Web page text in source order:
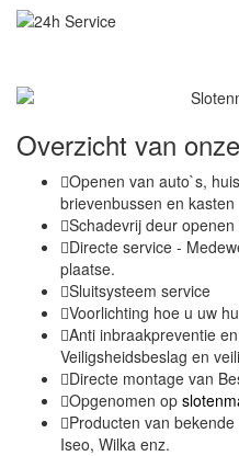
Overzicht van
Openen van auto`s,
brievenbussen en kasten
Schadevrij deur
Directe service -
plaatse.
Sluitsysteem service
Voorlichting hoe u uw
Anti inbraakpreventie
Veiligsheidsbeslag en
Directe montage van
Opgenomen op
Producten van
Iseo, Wilka enz.